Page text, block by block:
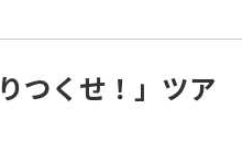
つくせ！」ツア